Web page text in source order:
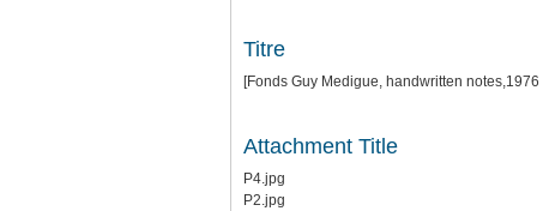
Titre
[Fonds Guy Medigue, handwritten
Attachment Title
P4.jpg
P2.jpg